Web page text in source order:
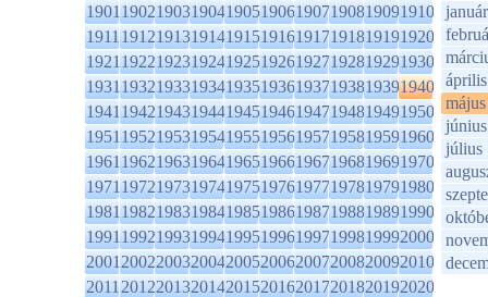
1901190219031904190519061907190819091910
1911191219131914191519161917191819191920
1921192219231924192519261927192819291930
1931193219331934193519361937193819391940
1941194219431944194519461947194819491950
1951195219531954195519561957195819591960
1961196219631964196519661967196819691970
1971197219731974197519761977197819791980
1981198219831984198519861987198819891990
1991199219931994199519961997199819992000
2001200220032004200520062007200820092010
2011201220132014201520162017201820192020
január
április
május
június
július